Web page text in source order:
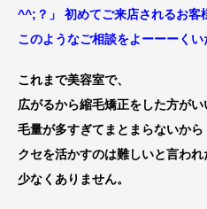
^^;？」
初めてご来店されるお客
このようなご相談をよーーーくい
これまで美容室で、
広がるから縮毛矯正をした方がい
毛量が多すぎてまとまらないから
クセを活かすのは難しいと言わ
少なくありません。